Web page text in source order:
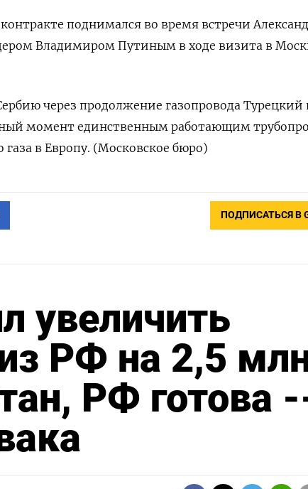
поднимался во время встречи
Владимиром Путиным в ходе визита в
через продолжение газопровода Турецкий
момент единственным работающим
газа в Европу. (Московское бюро)
ПОДПИСАТЬСЯ В
увеличить
РФ на 2,5
РФ готова